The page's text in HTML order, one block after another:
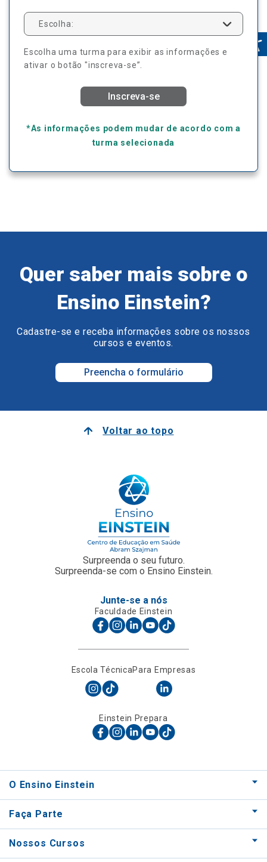
Escolha:
Escolha uma turma para exibir as informações e
ativar o botão "inscreva-se”.
Inscreva-se
*As informações podem mudar de acordo com a
turma selecionada
Quer saber mais sobre o
Ensino Einstein?
Cadastre-se e receba informações sobre os nossos
cursos e eventos.
Preencha o formulário
Voltar ao topo
Surpreenda o seu futuro.
Surpreenda-se com o Ensino Einstein.
Junte-se a nós
Faculdade Einstein
Escola TécnicaPara Empresas
Einstein Prepara
O Ensino Einstein
Faça Parte
Nossos Cursos